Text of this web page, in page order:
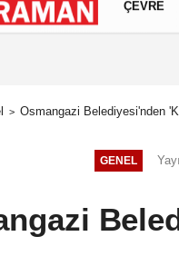
Çerez Politikası Gizlilik İlkeleri
ÇEVRE
Osmangazi Belediyesi'nden
GENEL